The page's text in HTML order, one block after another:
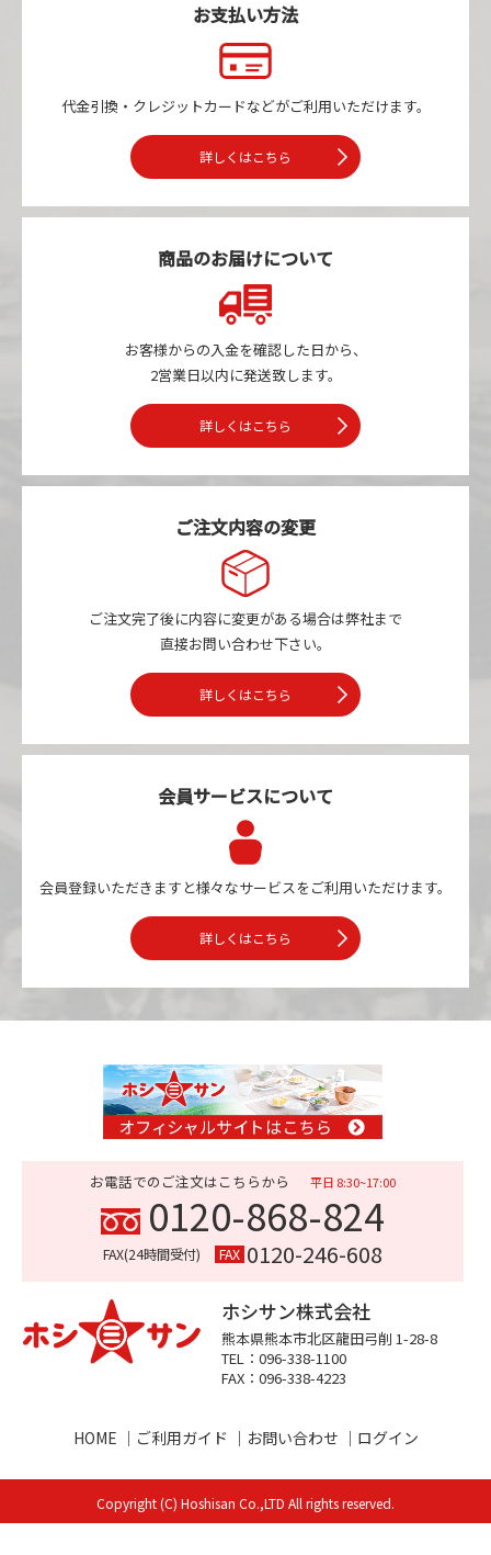
お支払い方法
代金引換・クレジットカードなどがご利用いただけます。
詳しくはこちら
商品のお届けについて
お客様からの入金を確認した日から、
2営業日以内に発送致します。
詳しくはこちら
ご注文内容の変更
ご注文完了後に内容に変更がある場合は弊社まで
直接お問い合わせ下さい。
詳しくはこちら
会員サービスについて
会員登録いただきますと様々なサービスをご利用いただけます。
詳しくはこちら
お電話でのご注文はこちらから 平日 8:30~17:00
0120-868-824
FAX(24時間受付) FAX 0120-246-608
ホシサン株式会社
熊本県熊本市北区龍田弓削 1-28-8
TEL：096-338-1100
FAX：096-338-4223
HOME ご利用ガイド お問い合わせ ログイン
Copyright (C) Hoshisan Co.,LTD All rights reserved.